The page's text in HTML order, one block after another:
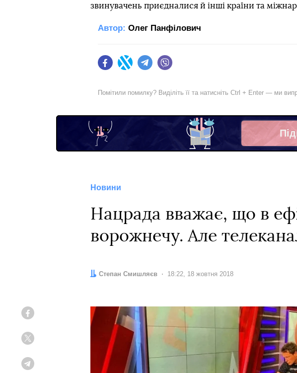
звинувачень приєдналися й інші країни та
Автор: Олег Панфілович
FacebookTwitter Telegram
Помітили помилку? Виділіть її та натисніть Ctrl + Enter — ми
Новини
Нацрада вважає, що в
ворожнечу. Але
Автор:
Степан Смишляєв Дата:
18:22, 18 жовтня 2018